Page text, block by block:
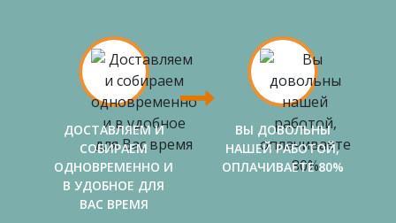
ДОСТАВЛЯЕМ И
СОБИРАЕМ
ОДНОВРЕМЕННО И
В УДОБНОЕ ДЛЯ
ВАС ВРЕМЯ
ВЫ ДОВОЛЬНЫ
НАШЕЙ РАБОТОЙ,
ОПЛАЧИВАЕТЕ 80%